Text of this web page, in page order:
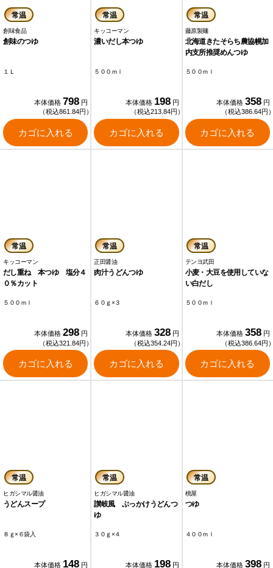
常温
創味食品
創味のつゆ
１Ｌ
本体価格 798 円
（税込861.84円）
カゴに入れる
常温
キッコーマン
濃いだし本つゆ
５００ｍｌ
本体価格 198 円
（税込213.84円）
カゴに入れる
常温
藤原製麺
北海道きたそらち農協幌加
内支所推奨めんつゆ
５００ｍｌ
本体価格 358 円
（税込386.64円
カゴに入れる
常温
キッコーマン
だし重ね 本つゆ 塩分４
０％カット
５００ｍｌ
本体価格 298 円
（税込321.84円）
カゴに入れる
常温
正田醤油
肉汁うどんつゆ
６０ｇ×３
本体価格 328 円
（税込354.24円）
カゴに入れる
常温
テンヨ武田
小麦・大豆を使用していな
い白だし
５００ｍｌ
本体価格 358 円
（税込386.64円
カゴに入れる
常温
ヒガシマル醤油
うどんスープ
８ｇ×６袋入
本体価格 148 円
常温
ヒガシマル醤油
讃岐風 ぶっかけうどんつ
ゆ
３０ｇ×４
本体価格 198 円
常温
桃屋
つゆ
４００ｍｌ
本体価格 398 円